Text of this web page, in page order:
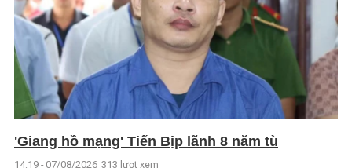
'Giang hồ mạng' Tiến Bịp lãnh 8 năm tù
14:19 - 07/08/2026 313 lượt xem